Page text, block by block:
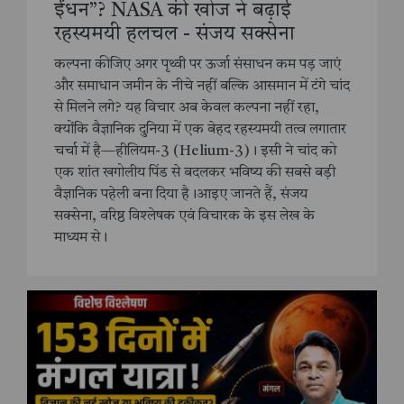
ईंधन”? NASA की खोज ने बढ़ाई
रहस्यमयी हलचल - संजय सक्सेना
कल्पना कीजिए अगर पृथ्वी पर ऊर्जा संसाधन कम पड़ जाएं
और समाधान जमीन के नीचे नहीं बल्कि आसमान में टंगे चांद
से मिलने लगे? यह विचार अब केवल कल्पना नहीं रहा,
क्योंकि वैज्ञानिक दुनिया में एक बेहद रहस्यमयी तत्व लगातार
चर्चा में है—हीलियम-3 (Helium-3)। इसी ने चांद को
एक शांत खगोलीय पिंड से बदलकर भविष्य की सबसे बड़ी
वैज्ञानिक पहेली बना दिया है।आइए जानते हैं, संजय
सक्सेना, वरिष्ठ विश्लेषक एवं विचारक के इस लेख के
माध्यम से।